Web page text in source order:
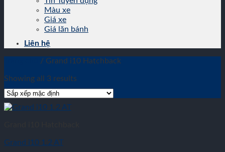
Màu xe
Giá xe
Giá lăn bánh
Liên hệ
/ Grand i10 Hatchback
Showing all 3 results
Grand i10 1.2 AT